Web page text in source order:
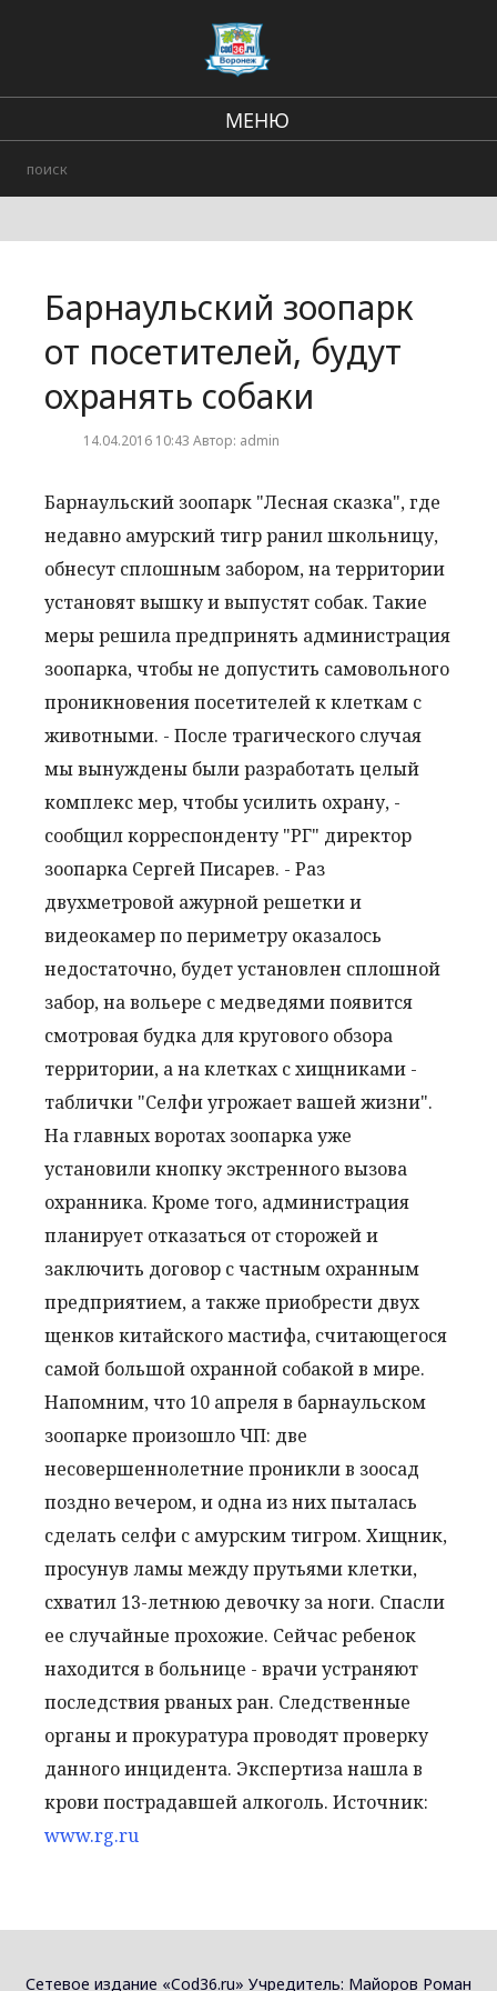
МЕНЮ
Происшествия
Барнаульский зоопарк
от посетителей, будут
охранять собаки
14.04.2016 10:43 Автор: admin
Барнаульский зоопарк "Лесная сказка", где
недавно амурский тигр ранил школьницу,
обнесут сплошным забором, на территории
установят вышку и выпустят собак. Такие
меры решила предпринять администрация
зоопарка, чтобы не допустить самовольного
проникновения посетителей к клеткам с
животными. - После трагического случая
мы вынуждены были разработать целый
комплекс мер, чтобы усилить охрану, -
сообщил корреспонденту "РГ" директор
зоопарка Сергей Писарев. - Раз
двухметровой ажурной решетки и
видеокамер по периметру оказалось
недостаточно, будет установлен сплошной
забор, на вольере с медведями появится
смотровая будка для кругового обзора
территории, а на клетках с хищниками -
таблички "Селфи угрожает вашей жизни".
На главных воротах зоопарка уже
установили кнопку экстренного вызова
охранника. Кроме того, администрация
планирует отказаться от сторожей и
заключить договор с частным охранным
предприятием, а также приобрести двух
щенков китайского мастифа, считающегося
самой большой охранной собакой в мире.
Напомним, что 10 апреля в барнаульском
зоопарке произошло ЧП: две
несовершеннолетние проникли в зоосад
поздно вечером, и одна из них пыталась
сделать селфи с амурским тигром. Хищник,
просунув ламы между прутьями клетки,
схватил 13-летнюю девочку за ноги. Спасли
ее случайные прохожие. Сейчас ребенок
находится в больнице - врачи устраняют
последствия рваных ран. Следственные
органы и прокуратура проводят проверку
данного инцидента. Экспертиза нашла в
крови пострадавшей алкоголь. Источник:
www.rg.ru
Сетевое издание «Cod36.ru» Учредитель: Майоров Роман